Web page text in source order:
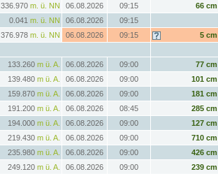
336.970 m. ü. NN 06.08.2026 09:15 66 cm
0.041 m. ü. NN 06.08.2026 09:15
376.978 m. ü. NN 06.08.2026 09:15 5 cm
133.260 m ü. A. 06.08.2026 09:00 77 cm
139.480 m ü. A. 06.08.2026 09:00 101 cm
159.870 m ü. A. 06.08.2026 09:00 181 cm
191.200 m ü. A. 06.08.2026 08:45 285 cm
194.000 m ü. A. 06.08.2026 09:00 127 cm
219.430 m ü. A. 06.08.2026 09:00 710 cm
235.980 m ü. A. 06.08.2026 09:00 426 cm
249.120 m ü. A. 06.08.2026 09:00 239 cm